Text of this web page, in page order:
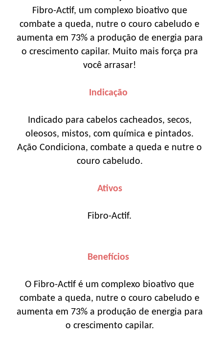
Fibro-Actif, um complexo bioativo que
combate a queda, nutre o couro cabeludo e
aumenta em 73% a produção de energia para
o crescimento capilar. Muito mais força pra
você arrasar!
Indicação
Indicado para cabelos cacheados, secos,
oleosos, mistos, com química e pintados.
Ação Condiciona, combate a queda e nutre o
couro cabeludo.
Ativos
Fibro-Actif.
Benefícios
O Fibro-Actif é um complexo bioativo que
combate a queda, nutre o couro cabeludo e
aumenta em 73% a produção de energia para
o crescimento capilar.